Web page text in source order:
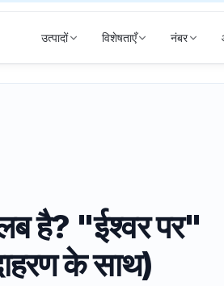
उत्पादों विशेषताएँ नंबर
है? "ईश्वर पर"
के साथ)